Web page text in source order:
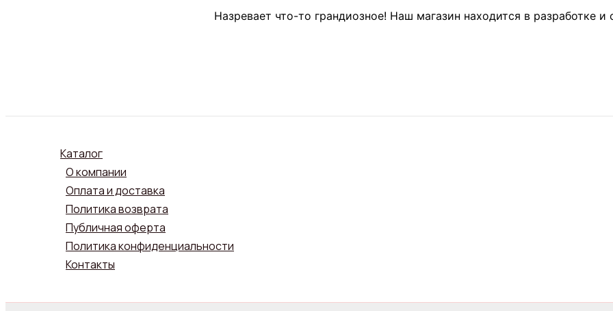
Назревает что-то грандиозное! Наш магазин находится в разработке и
Каталог
О компании
Оплата и доставка
Политика возврата
Публичная оферта
Политика конфиденциальности
Контакты